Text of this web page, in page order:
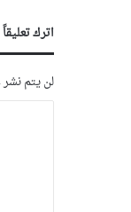
اترك تعليقاً
لن يتم نشر